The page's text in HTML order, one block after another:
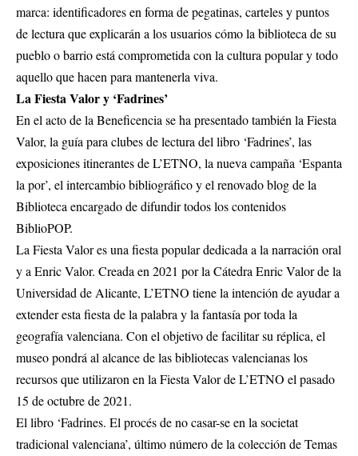
marca: identificadores en forma de pegatinas, carteles y puntos
de lectura que explicarán a los usuarios cómo la biblioteca de su
pueblo o barrio está comprometida con la cultura popular y todo
aquello que hacen para mantenerla viva.
La Fiesta Valor y ‘Fadrines’
En el acto de la Beneficencia se ha presentado también la Fiesta
Valor, la guía para clubes de lectura del libro ‘Fadrines’, las
exposiciones itinerantes de L’ETNO, la nueva campaña ‘Espanta
la por’, el intercambio bibliográfico y el renovado blog de la
Biblioteca encargado de difundir todos los contenidos
BiblioPOP.
La Fiesta Valor es una fiesta popular dedicada a la narración oral
y a Enric Valor. Creada en 2021 por la Cátedra Enric Valor de la
Universidad de Alicante, L’ETNO tiene la intención de ayudar a
extender esta fiesta de la palabra y la fantasía por toda la
geografía valenciana. Con el objetivo de facilitar su réplica, el
museo pondrá al alcance de las bibliotecas valencianas los
recursos que utilizaron en la Fiesta Valor de L’ETNO el pasado
15 de octubre de 2021.
El libro ‘Fadrines. El procés de no casar-se en la societat
tradicional valenciana’, último número de la colección de Temas